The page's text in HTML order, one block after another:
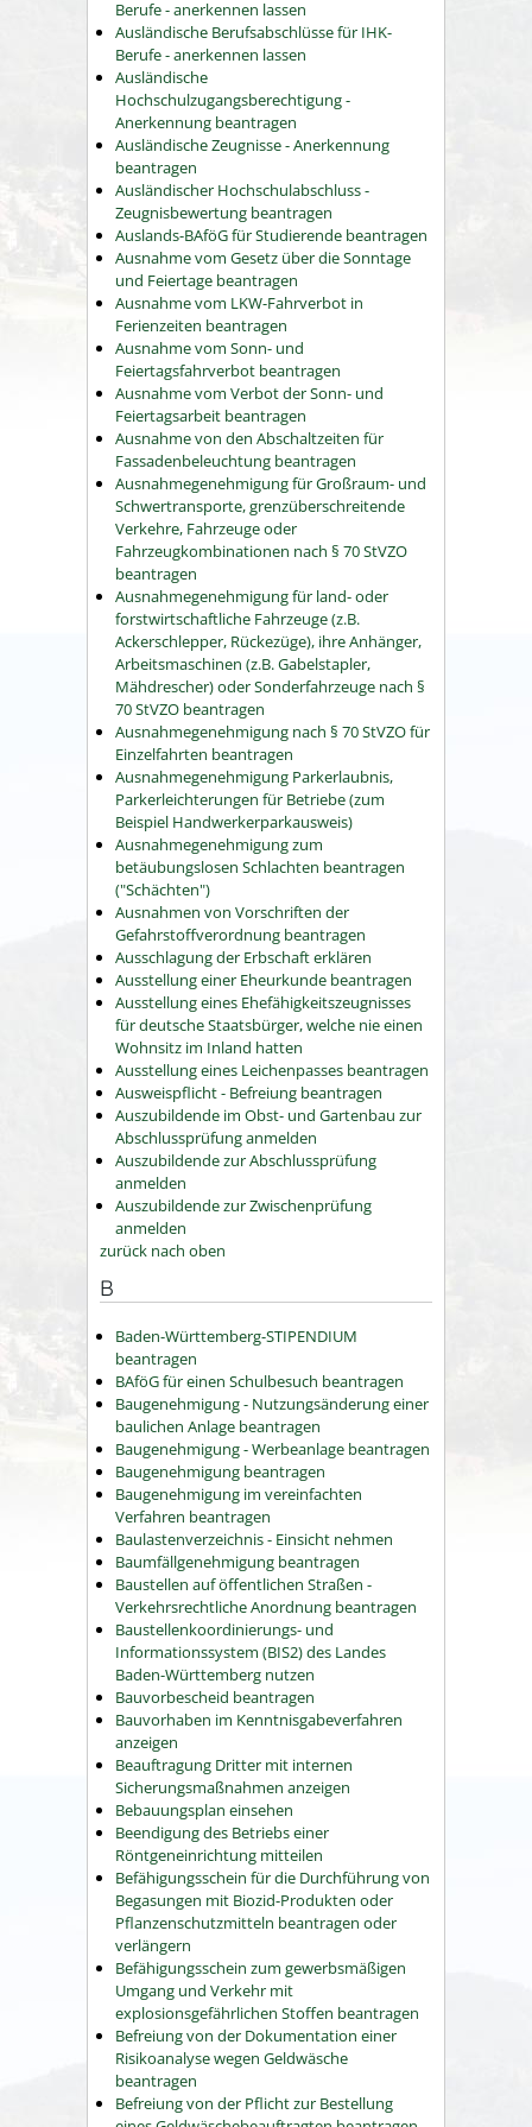
Berufe - anerkennen lassen
Ausländische Berufsabschlüsse für IHK-
Berufe - anerkennen lassen
Ausländische
Hochschulzugangsberechtigung -
Anerkennung beantragen
Ausländische Zeugnisse - Anerkennung
beantragen
Ausländischer Hochschulabschluss -
Zeugnisbewertung beantragen
Auslands-BAföG für Studierende beantragen
Ausnahme vom Gesetz über die Sonntage
und Feiertage beantragen
Ausnahme vom LKW-Fahrverbot in
Ferienzeiten beantragen
Ausnahme vom Sonn- und
Feiertagsfahrverbot beantragen
Ausnahme vom Verbot der Sonn- und
Feiertagsarbeit beantragen
Ausnahme von den Abschaltzeiten für
Fassadenbeleuchtung beantragen
Ausnahmegenehmigung für Großraum- und
Schwertransporte, grenzüberschreitende
Verkehre, Fahrzeuge oder
Fahrzeugkombinationen nach § 70 StVZO
beantragen
Ausnahmegenehmigung für land- oder
forstwirtschaftliche Fahrzeuge (z.B.
Ackerschlepper, Rückezüge), ihre Anhänger,
Arbeitsmaschinen (z.B. Gabelstapler,
Mähdrescher) oder Sonderfahrzeuge nach §
70 StVZO beantragen
Ausnahmegenehmigung nach § 70 StVZO für
Einzelfahrten beantragen
Ausnahmegenehmigung Parkerlaubnis,
Parkerleichterungen für Betriebe (zum
Beispiel Handwerkerparkausweis)
Ausnahmegenehmigung zum
betäubungslosen Schlachten beantragen
("Schächten")
Ausnahmen von Vorschriften der
Gefahrstoffverordnung beantragen
Ausschlagung der Erbschaft erklären
Ausstellung einer Eheurkunde beantragen
Ausstellung eines Ehefähigkeitszeugnisses
für deutsche Staatsbürger, welche nie einen
Wohnsitz im Inland hatten
Ausstellung eines Leichenpasses beantragen
Ausweispflicht - Befreiung beantragen
Auszubildende im Obst- und Gartenbau zur
Abschlussprüfung anmelden
Auszubildende zur Abschlussprüfung
anmelden
Auszubildende zur Zwischenprüfung
anmelden
zurück nach oben
B
Baden-Württemberg-STIPENDIUM
beantragen
BAföG für einen Schulbesuch beantragen
Baugenehmigung - Nutzungsänderung einer
baulichen Anlage beantragen
Baugenehmigung - Werbeanlage beantragen
Baugenehmigung beantragen
Baugenehmigung im vereinfachten
Verfahren beantragen
Baulastenverzeichnis - Einsicht nehmen
Baumfällgenehmigung beantragen
Baustellen auf öffentlichen Straßen -
Verkehrsrechtliche Anordnung beantragen
Baustellenkoordinierungs- und
Informationssystem (BIS2) des Landes
Baden-Württemberg nutzen
Bauvorbescheid beantragen
Bauvorhaben im Kenntnisgabeverfahren
anzeigen
Beauftragung Dritter mit internen
Sicherungsmaßnahmen anzeigen
Bebauungsplan einsehen
Beendigung des Betriebs einer
Röntgeneinrichtung mitteilen
Befähigungsschein für die Durchführung von
Begasungen mit Biozid-Produkten oder
Pflanzenschutzmitteln beantragen oder
verlängern
Befähigungsschein zum gewerbsmäßigen
Umgang und Verkehr mit
explosionsgefährlichen Stoffen beantragen
Befreiung von der Dokumentation einer
Risikoanalyse wegen Geldwäsche
beantragen
Befreiung von der Pflicht zur Bestellung